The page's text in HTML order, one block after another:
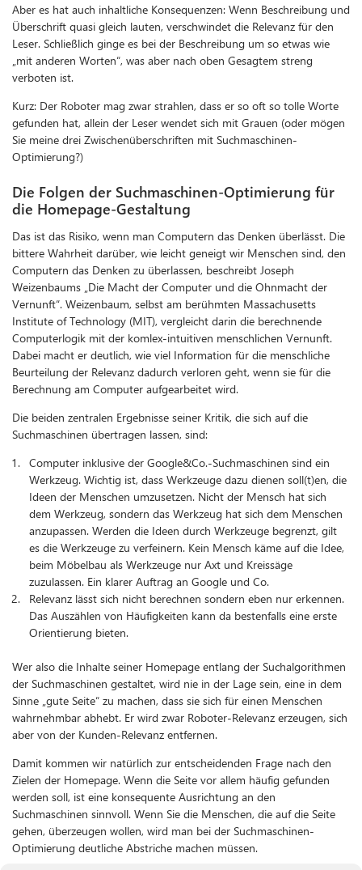
Aber es hat auch inhaltliche Konsequenzen: Wenn Beschreibung und
Überschrift quasi gleich lauten, verschwindet die Relevanz für den
Leser. Schließlich ginge es bei der Beschreibung um so etwas wie
„mit anderen Worten“, was aber nach oben Gesagtem streng
verboten ist.
Kurz: Der Roboter mag zwar strahlen, dass er so oft so tolle Worte
gefunden hat, allein der Leser wendet sich mit Grauen (oder mögen
Sie meine drei Zwischenüberschriften mit Suchmaschinen-
Optimierung?)
Die Folgen der Suchmaschinen-Optimierung für
die Homepage-Gestaltung
Das ist das Risiko, wenn man Computern das Denken überlässt. Die
bittere Wahrheit darüber, wie leicht geneigt wir Menschen sind, den
Computern das Denken zu überlassen, beschreibt Joseph
Weizenbaums „Die Macht der Computer und die Ohnmacht der
Vernunft“. Weizenbaum, selbst am berühmten Massachusetts
Institute of Technology (MIT), vergleicht darin die berechnende
Computerlogik mit der komlex-intuitiven menschlichen Vernunft.
Dabei macht er deutlich, wie viel Information für die menschliche
Beurteilung der Relevanz dadurch verloren geht, wenn sie für die
Berechnung am Computer aufgearbeitet wird.
Die beiden zentralen Ergebnisse seiner Kritik, die sich auf die
Suchmaschinen übertragen lassen, sind:
Computer inklusive der Google&Co.-Suchmaschinen sind ein
Werkzeug. Wichtig ist, dass Werkzeuge dazu dienen soll(t)en, die
Ideen der Menschen umzusetzen. Nicht der Mensch hat sich
dem Werkzeug, sondern das Werkzeug hat sich dem Menschen
anzupassen. Werden die Ideen durch Werkzeuge begrenzt, gilt
es die Werkzeuge zu verfeinern. Kein Mensch käme auf die Idee,
beim Möbelbau als Werkzeuge nur Axt und Kreissäge
zuzulassen. Ein klarer Auftrag an Google und Co.
Relevanz lässt sich nicht berechnen sondern eben nur erkennen.
Das Auszählen von Häufigkeiten kann da bestenfalls eine erste
Orientierung bieten.
Wer also die Inhalte seiner Homepage entlang der Suchalgorithmen
der Suchmaschinen gestaltet, wird nie in der Lage sein, eine in dem
Sinne „gute Seite“ zu machen, dass sie sich für einen Menschen
wahrnehmbar abhebt. Er wird zwar Roboter-Relevanz erzeugen, sich
aber von der Kunden-Relevanz entfernen.
Damit kommen wir natürlich zur entscheidenden Frage nach den
Zielen der Homepage. Wenn die Seite vor allem häufig gefunden
werden soll, ist eine konsequente Ausrichtung an den
Suchmaschinen sinnvoll. Wenn Sie die Menschen, die auf die Seite
gehen, überzeugen wollen, wird man bei der Suchmaschinen-
Optimierung deutliche Abstriche machen müssen.